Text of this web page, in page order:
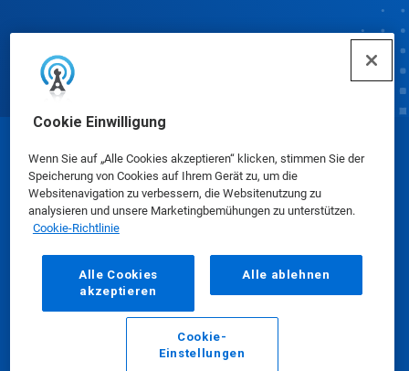
Cookie Einwilligung
Wenn Sie auf „Alle Cookies akzeptieren“ klicken, stimmen Sie der
Speicherung von Cookies auf Ihrem Gerät zu, um die
Websitenavigation zu verbessern, die Websitenutzung zu
analysieren und unsere Marketingbemühungen zu unterstützen.
Cookie-Richtlinie
Alle Cookies
akzeptieren
Alle ablehnen
Cookie-
Einstellungen
© Ecolab Inc. 2025
Sicherheitsdatenblätter|Datenschutzrichtlinie